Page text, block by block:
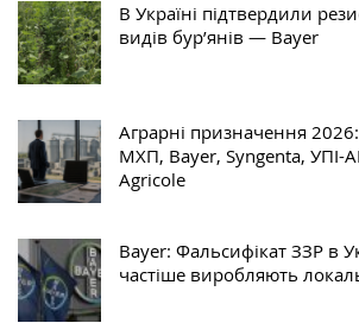
В Україні підтвердили
видів бур’янів — Bayer
Аграрні призначення
МХП, Bayer, Syngenta, УПІ-
Agricole
Bayer: Фальсифікат ЗЗР в
частіше виробляють